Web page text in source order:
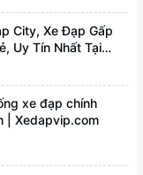
City, Xe Đạp Gấp
Uy Tín Nhất Tại
xe đạp chính
| Xedapvip.com